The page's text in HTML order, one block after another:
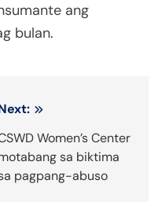
ang
bulan.
Women’s Center
sa biktima
pagpang-abuso